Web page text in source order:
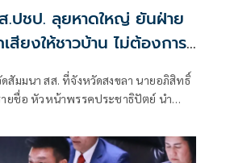
.ปชป. ลุยหาดใหญ่ ยันฝ่าย
สียงให้ชาวบ้าน ไม่ต้องการ
สัมมนา สส. ที่จังหวัดสงขลา นายอภิสิทธิ์
ยชื่อ หัวหน้าพรรคประชาธิปัตย์ นำ
ำป่าและน้ำฝนจากพื้นที่ตอนบน เพื่อไม่
ตเศรษฐกิจของหาดใหญ่รวดเร็วเกินไป